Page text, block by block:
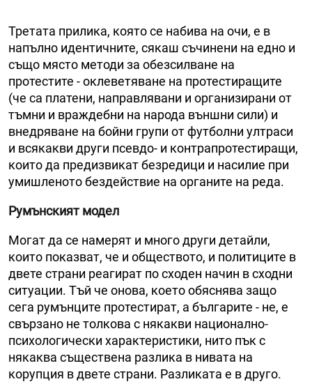
Третата прилика, която се набива на очи, е в
напълно идентичните, сякаш съчинени на едно и
също място методи за обезсилване на
протестите - оклеветяване на протестиращите
(че са платени, направлявани и организирани от
тъмни и враждебни на народа външни сили) и
внедряване на бойни групи от футболни ултраси
и всякакви други псевдо- и контрапротестиращи,
които да предизвикат безредици и насилие при
умишленото бездействие на органите на реда.
Румънският модел
Могат да се намерят и много други детайли,
които показват, че и обществото, и политиците в
двете страни реагират по сходен начин в сходни
ситуации. Тъй че онова, което обяснява защо
сега румънците протестират, а българите - не, е
свързано не толкова с някакви национално-
психологически характеристики, нито пък с
някаква съществена разлика в нивата на
корупция в двете страни. Разликата е в друго.